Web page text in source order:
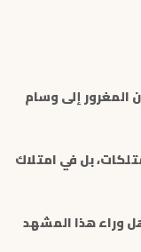
المغرور إلى وسام
بل في امتلاك
وراء هذا المشهد